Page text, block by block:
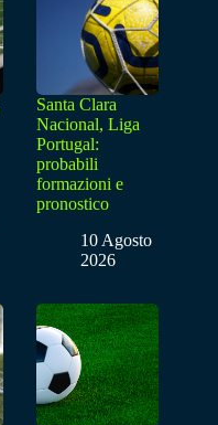
Santa Clara
Nacional, Liga
Portugal:
probabili
formazioni e
pronostico
10 Agosto
2026